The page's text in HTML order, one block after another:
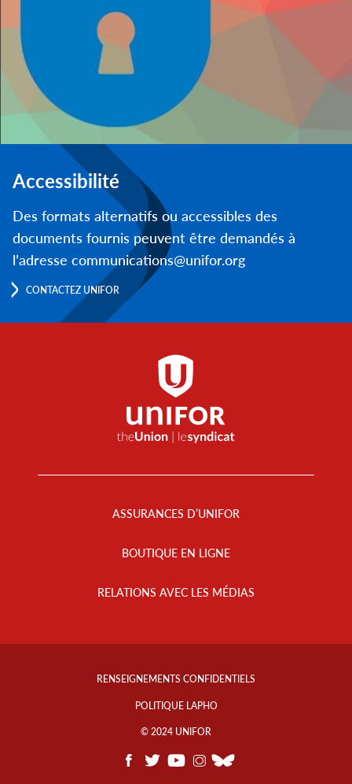
Accessibilité
Des formats alternatifs ou accessibles des
documents fournis peuvent être demandés à
l’adresse communications@unifor.org
CONTACTEZ UNIFOR
ASSURANCES D’UNIFOR
BOUTIQUE EN LIGNE
RELATIONS AVEC LES MÉDIAS
Footer
RENSEIGNEMENTS CONFIDENTIELS
POLITIQUE LAPHO
© 2024 UNIFOR